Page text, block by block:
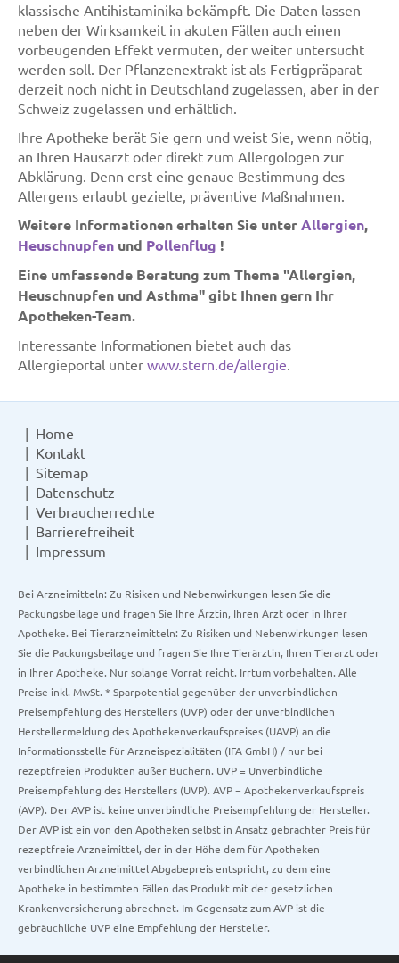
klassische Antihistaminika bekämpft. Die Daten lassen
neben der Wirksamkeit in akuten Fällen auch einen
vorbeugenden Effekt vermuten, der weiter untersucht
werden soll. Der Pflanzenextrakt ist als Fertigpräparat
derzeit noch nicht in Deutschland zugelassen, aber in der
Schweiz zugelassen und erhältlich.
Ihre Apotheke berät Sie gern und weist Sie, wenn nötig,
an Ihren Hausarzt oder direkt zum Allergologen zur
Abklärung. Denn erst eine genaue Bestimmung des
Allergens erlaubt gezielte, präventive Maßnahmen.
Weitere Informationen erhalten Sie unterAllergien,
Heuschnupfen und Pollenflug !
Eine umfassende Beratung zum Thema "Allergien,
Heuschnupfen und Asthma" gibt Ihnen gern Ihr
Apotheken-Team.
Interessante Informationen bietet auch das
Allergieportal unter www.stern.de/allergie.
Home
Kontakt
Sitemap
Datenschutz
Verbraucherrechte
Barrierefreiheit
Impressum
Bei Arzneimitteln: Zu Risiken und Nebenwirkungen lesen Sie die
Packungsbeilage und fragen Sie Ihre Ärztin, Ihren Arzt oder in Ihrer
Apotheke. Bei Tierarzneimitteln: Zu Risiken und Nebenwirkungen lesen
Sie die Packungsbeilage und fragen Sie Ihre Tierärztin, Ihren Tierarzt oder
in Ihrer Apotheke. Nur solange Vorrat reicht. Irrtum vorbehalten. Alle
Preise inkl. MwSt. * Sparpotential gegenüber der unverbindlichen
Preisempfehlung des Herstellers (UVP) oder der unverbindlichen
Herstellermeldung des Apothekenverkaufspreises (UAVP) an die
Informationsstelle für Arzneispezialitäten (IFA GmbH) / nur bei
rezeptfreien Produkten außer Büchern. UVP = Unverbindliche
Preisempfehlung des Herstellers (UVP). AVP = Apothekenverkaufspreis
(AVP). Der AVP ist keine unverbindliche Preisempfehlung der Hersteller.
Der AVP ist ein von den Apotheken selbst in Ansatz gebrachter Preis für
rezeptfreie Arzneimittel, der in der Höhe dem für Apotheken
verbindlichen Arzneimittel Abgabepreis entspricht, zu dem eine
Apotheke in bestimmten Fällen das Produkt mit der gesetzlichen
Krankenversicherung abrechnet. Im Gegensatz zum AVP ist die
gebräuchliche UVP eine Empfehlung der Hersteller.